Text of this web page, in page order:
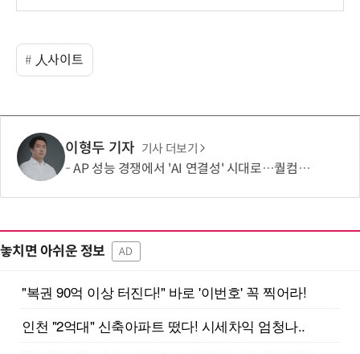
보
人사이트
이형두 기자 기사 더보기
AP 성능 경쟁에서 'AI 연결성' 시대로…퀄컴 영역 확장 본격화
놓치면 아쉬운 정보 AD